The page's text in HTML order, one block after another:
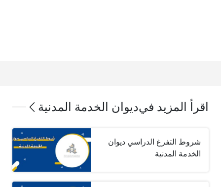
اقرأ المزيد فيديوان الخدمة المدنية
شروط التفرغ الدراسي ديوان
الخدمة المدنية